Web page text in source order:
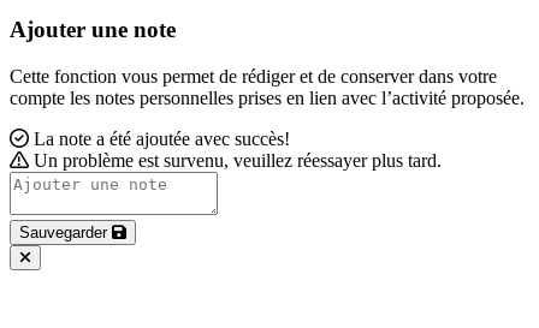
Ajouter une note
Cette fonction vous permet de rédiger et de conserver dans votre
compte les notes personnelles prises en lien avec l’activité proposée.
La note a été ajoutée avec succès!
Un problème est survenu, veuillez réessayer plus tard.
Sauvegarder